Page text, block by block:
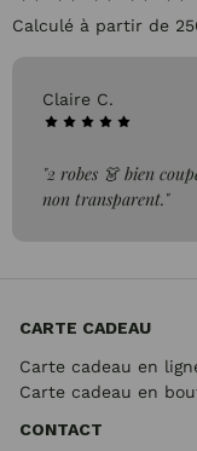
Calculé à partir de
Claire C.
"2 robes 👗 bien
non transparent."
CARTE CADEAU
Carte cadeau en
Carte cadeau en
CONTACT